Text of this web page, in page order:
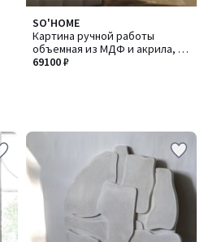
SO'HOME
Картина ручной работы
объемная из МДФ и акрила, 80
см
69100 ₽